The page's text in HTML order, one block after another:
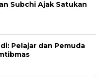
Subchi Ajak Satukan
Pelajar dan Pemuda